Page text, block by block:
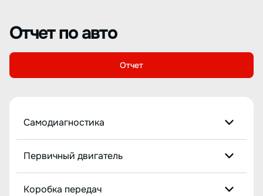
Отчет по авто
Отчет
Самодиагностика
Первичный двигатель
Коробка передач